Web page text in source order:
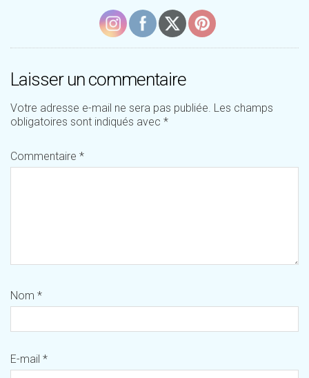
Laisser un commentaire
Votre adresse e-mail ne sera pas publiée. Les champs
obligatoires sont indiqués avec *
Commentaire *
Nom *
E-mail *